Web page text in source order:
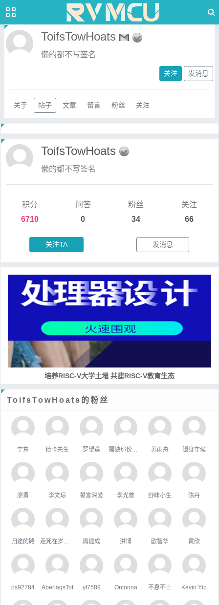
ToifsTowHoats
懒的都不写签名
关注 发消息
关于 帖子 文章 留言 粉丝 关注
ToifsTowHoats
懒的都不写签名
积分
6710
问答
0
粉丝
34
关注
66
关注TA 发消息
培养RISC-V大学土壤 共建RISC-V教育生态
ToifsTowHoats的粉丝
宁东 德卡先生 罗望莲 苏雨舟 隱身守候
廖勇 李文琼 誓言深爱 李光普 野味小生 陈丹
归途的路 周建成 洪博 欧智华 黄欣
ps92784 AberlagsTot yt7589 Ontonna 不息不止 Kevin Yip